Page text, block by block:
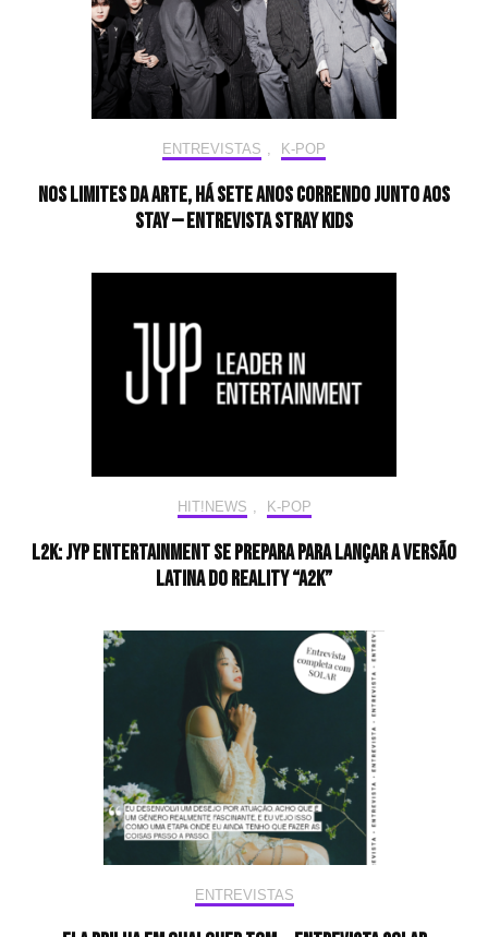
ENTREVISTAS , K-POP
Nos limites da arte, há sete anos correndo junto aos
STAY — Entrevista Stray Kids
HIT!NEWS K-POP
L2K: JYP Entertainment se prepara para lançar a versão
latina do reality “A2K”
ENTREVISTAS